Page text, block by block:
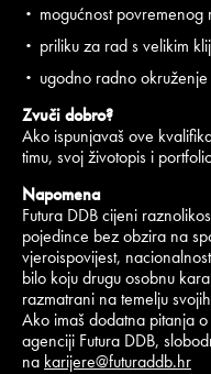
mogućnost povremenog
priliku za rad s velikim
ugodno radno
Zvuči dobro?
Ako ispunjavaš ove
timu, svoj životopis i
Napomena
Futura DDB cijeni
pojedince bez obzira na
vjeroispovijest,
bilo koju drugu osobnu
razmatrani na temelju
Ako imaš dodatna pitanja
agenciji Futura DDB,
na karijere@futuraddb.hr